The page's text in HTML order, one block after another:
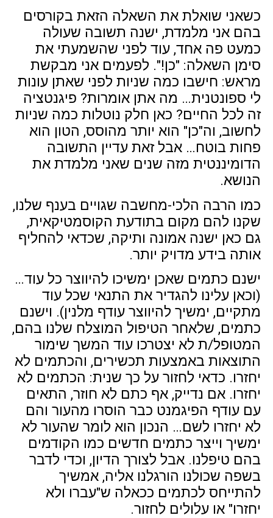
כשאני שואלת את השאלה הזאת בקורסים
בהם אני מלמדת, ישנה תשובה שעולה
כמעט פה אחד, עוד לפני שהשמעתי את
סימן השאלה: "כן!". לפעמים אני מבקשת
מראש: חישבו כמה שניות לפני שאתן עונות
לי ספונטנית… מה אתן אומרות? פיגנטציה
זה לכל החיים? כאן חלק נוטלות כמה שניות
לחשוב, וה"כן" הוא יותר מהוסס, הטון הוא
פחות בוטח… אבל זאת עדיין התשובה
הדומיננטית מזה שנים שאני מלמדת את
הנושא.
כמו הרבה הלכי-מחשבה שגויים בענף שלנו,
שקנו להם מקום בתודעת הקוסמטיקאית,
גם כאן ישנה אמונה ותיקה, שכדאי להחליף
אותה בידע מדויק יותר.
ישנם כתמים שאכן ימשיכו להיווצר כל עוד…
(וכאן עלינו להגדיר את התנאי שכל עוד
מתקיים, ימשיך להיווצר עודף מלנין). וישנם
כתמים, שלאחר הטיפול המוצלח שלנו בהם,
המטופל/ת לא יצטרכו עוד המשך שימור
התוצאות באמצעות תכשירים, והכתמים לא
יחזרו. כדאי לחזור על כך שנית: הכתמים לא
יחזרו. אם נדייק, אף כתם לא חוזר, התאים
עם עודף הפיגמנט כבר הוסרו מהעור והם
לא יחזרו לשם… הנכון הוא לומר שהעור לא
ימשיך וייצר כתמים חדשים כמו הקודמים
בהם טיפלנו. אבל לצורך הדיון, וכדי לדבר
בשפה שכולנו הורגלנו אליה, אמשיך
להתייחס לכתמים ככאלה ש"עברו ולא
יחזרו" או עלולים לחזור.